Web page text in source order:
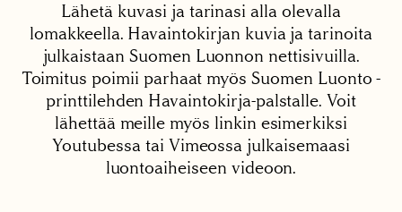
Lähetä kuvasi ja tarinasi alla olevalla
lomakkeella. Havaintokirjan kuvia ja tarinoita
julkaistaan Suomen Luonnon nettisivuilla.
Toimitus poimii parhaat myös Suomen Luonto -
printtilehden Havaintokirja-palstalle. Voit
lähettää meille myös linkin esimerkiksi
Youtubessa tai Vimeossa julkaisemaasi
luontoaiheiseen videoon.